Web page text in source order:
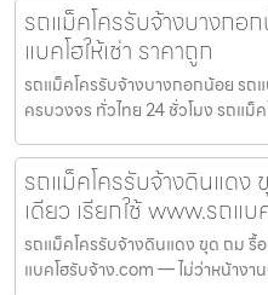
รถแม็คโครรับจ้างบางกอ
แบคโฮให้เช่า ราคาถูก
รถแม็คโครรับจ้างบางกอกน้อย รถแ
ครบวงจร ทั่วไทย 24 ชั่วโมง รถแม็
รถแม็คโครรับจ้างดินแดง
เดียว เรียกใช้ www.รถแ
รถแม็คโครรับจ้างดินแดง ขุด ถม รื้
แบคโฮรับจ้าง.com — ไม่ว่าหน้างา